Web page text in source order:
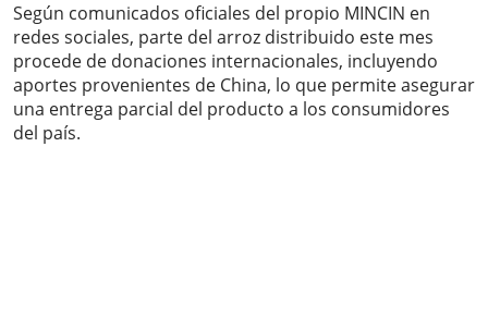
Según comunicados oficiales del propio MINCIN en
redes sociales, parte del arroz distribuido este mes
procede de donaciones internacionales, incluyendo
aportes provenientes de China, lo que permite asegurar
una entrega parcial del producto a los consumidores
del país.